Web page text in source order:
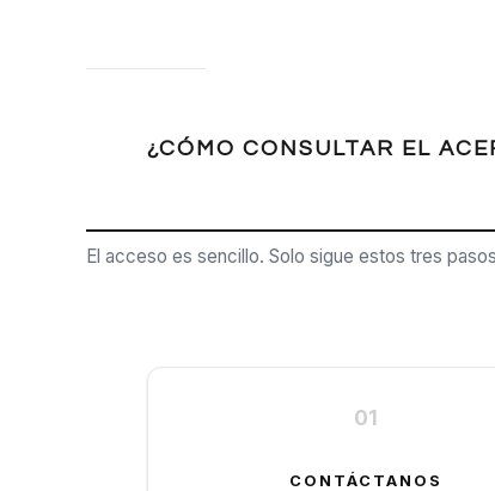
¿CÓMO CONSULTAR EL
El acceso es sencillo. Solo sigue estos tres
01
CONTÁCTANOS